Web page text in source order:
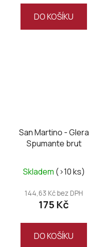
DO KOŠÍKU
San Martino - Glera
Spumante brut
Skladem (>10 ks)
144,63 Kč bez DPH
175 Kč
DO KOŠÍKU